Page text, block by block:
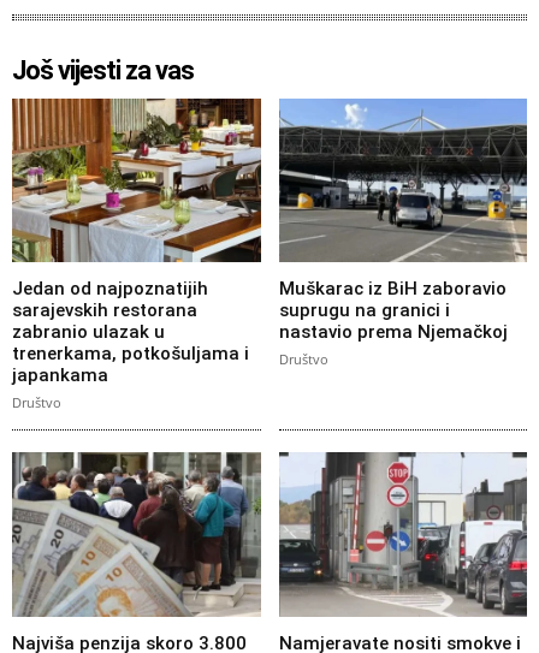
Još vijesti za vas
Jedan od najpoznatijih
sarajevskih restorana
zabranio ulazak u
trenerkama, potkošuljama i
japankama
Društvo
Muškarac iz BiH zaboravio
suprugu na granici i
nastavio prema Njemačkoj
Društvo
Najviša penzija skoro 3.800 Namjeravate nositi smokve i